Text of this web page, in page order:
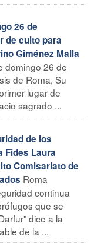
26 de
de culto para
Giménez Malla
domingo 26 de
de Roma, Su
lugar de
sagrado ...
de los
Fides Laura
Comisariato de
Roma
continua
que se
dice a la
de la ...